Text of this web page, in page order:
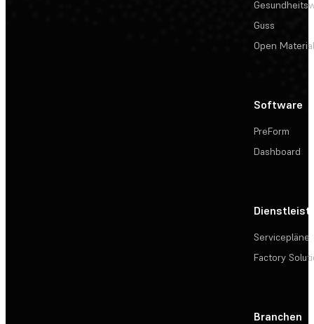
Guss
Open
Software
PreForm
Dashboard
Servicepläne
Factory
Branchen